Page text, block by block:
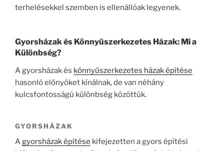
terhelésekkel szemben is ellenállóak legyenek.
Gyorsházak és Könnyűszerkezetes Házak: Mi a
Különbség?
A gyorsházak és könnyűszerkezetes házak építése
hasonló előnyöket kínálnak, de van néhány
kulcsfontosságú különbség közöttük.
GYORSHÁZAK
Agyorsházak építése kifejezetten a gyors építési